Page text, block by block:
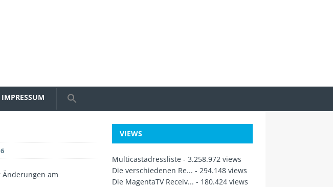
IMPRESSUM
am
VIEWS
Multicastadressliste - 3.258.972 views
Die verschiedenen Re... - 294.148 views
Die MagentaTV Receiv... - 180.424 views